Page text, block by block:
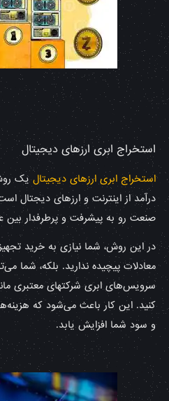
استخراج ابری ارزهای دیجیتال
استخراج ابری ارزهای دیجیتالیک
درآمد از اینترنت و ارزهای دیجتال
صنعت رو به پیشرفت و پرطرفدار
در این روش، شما نیازی به خرید
معادلات پیچیده ندارید. بلکه، شما
سرویس‌های ابری شرکتهای معتبری
کنید. این کار باعث می‌شود که
و سود شما افزایش یابد.